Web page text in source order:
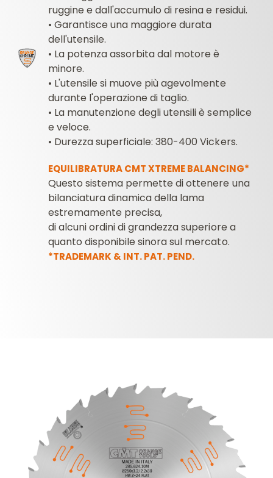
ruggine e dall'accumulo di resina e residui.
•Garantisce una maggiore durata
dell'utensile.
• La potenza assorbita dal motore è
minore.
• L'utensile si muove più agevolmente
durante l'operazione di taglio.
• La manutenzione degli utensili è semplice
e veloce.
• Durezza superficiale: 380-400 Vickers.
EQUILIBRATURA CMT XTREME BALANCING*
Questo sistema permette di ottenere una
bilanciatura dinamica della lama
estremamente precisa,
di alcuni ordini di grandezza superiore a
quanto disponibile sinora sul mercato.
*TRADEMARK & INT. PAT. PEND.